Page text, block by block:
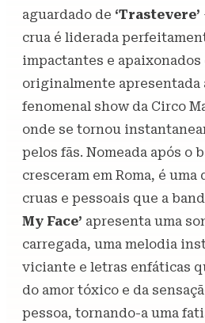
aguardado de ‘Trastevere’
crua é liderada
impactantes e apaixonados
originalmente apresentada
fenomenal show da Circo
onde se tornou
pelos fãs. Nomeada após o
cresceram em Roma, é uma
cruas e pessoais que a
My Face’ apresenta uma
carregada, uma melodia
viciante e letras enfáticas
do amor tóxico e da
pessoa, tornando-a uma